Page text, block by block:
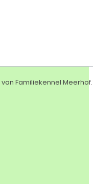
van Familiekennel Meerhof.